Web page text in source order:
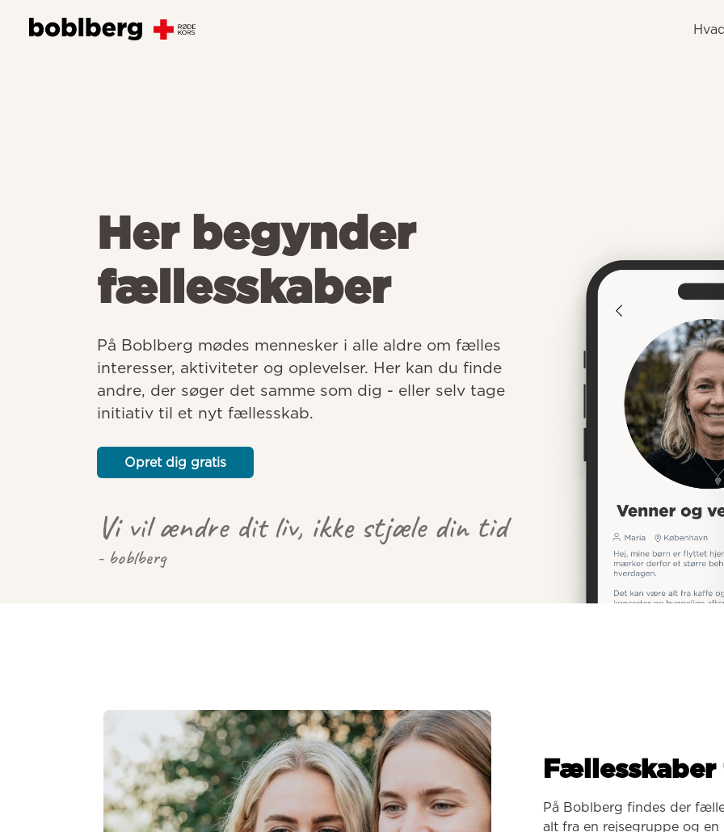
Her begynder
fællesskaber
På Boblberg mødes mennesker i alle aldre om fælles
interesser, aktiviteter og oplevelser. Her kan du finde
andre, der søger det samme som dig - eller selv tage
initiativ til et nyt fællesskab.
Opret dig gratis
Vi vil ændre dit liv, ikke stjæle din tid
- boblberg
På Boblberg findes der
alt fra en rejsegruppe og